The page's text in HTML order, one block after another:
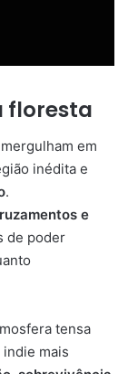
floresta
em
inédita e
.
e
de poder
tensa
mais